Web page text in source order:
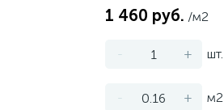
1 460 руб. /м2
- + шт.
- + м2